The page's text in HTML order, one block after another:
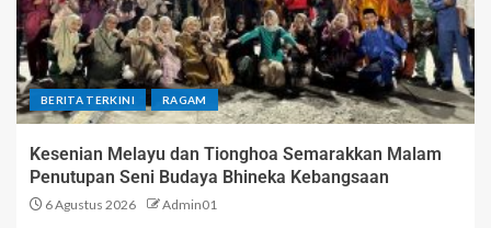
BERITA TERKINI RAGAM
Kesenian Melayu dan Tionghoa Semarakkan Malam
Penutupan Seni Budaya Bhineka Kebangsaan
6 Agustus 2026 Admin01